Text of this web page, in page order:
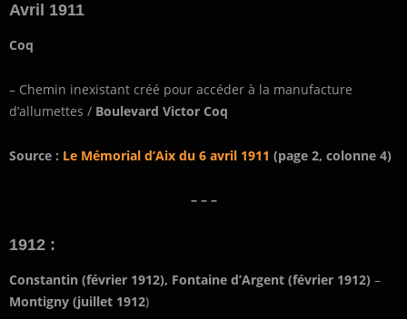
Avril 1911
Coq
– Chemin inexistant créé pour accéder à la manufacture
d’allumettes / Boulevard Victor Coq
Source : Le Mémorial d’Aix du 6 avril 1911 (page 2, colonne 4)
– – –
1912 :
Constantin (février 1912), Fontaine d’Argent (février 1912) –
Montigny (juillet 1912)